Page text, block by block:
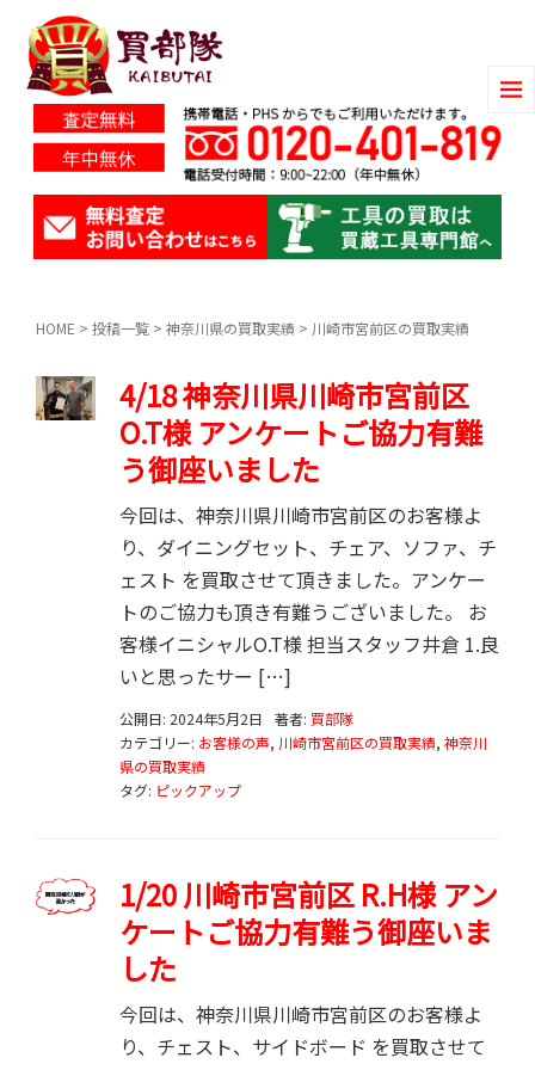
HOME > 投稿一覧 > 神奈川県の買取実績 > 川崎市宮前区の買取実績
4/18 神奈川県川崎市宮前区
O.T様 アンケートご協力有難
う御座いました
今回は、神奈川県川崎市宮前区のお客様よ
り、ダイニングセット、チェア、ソファ、チ
ェスト を買取させて頂きました。アンケー
トのご協力も頂き有難うございました。 お
客様イニシャルO.T様 担当スタッフ井倉 1.良
いと思ったサー […]
公開日: 2024年5月2日 著者: 買部隊
カテゴリー: お客様の声, 川崎市宮前区の買取実績, 神奈川
県の買取実績
タグ: ピックアップ
1/20 川崎市宮前区 R.H様 アン
ケートご協力有難う御座いま
した
今回は、神奈川県川崎市宮前区のお客様よ
り、チェスト、サイドボード を買取させて